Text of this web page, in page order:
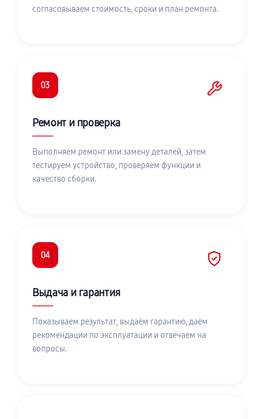
согласовываем стоимость, сроки и план ремонта.
03
Ремонт и проверка
Выполняем ремонт или замену деталей, затем
тестируем устройство, проверяем функции и
качество сборки.
04
Выдача и гарантия
Показываем результат, выдаём гарантию, даём
рекомендации по эксплуатации и отвечаем на
вопросы.